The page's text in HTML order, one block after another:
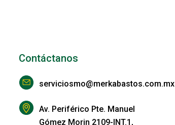
Contáctanos
serviciosmo@merkabastos.com.mx
Av. Periférico Pte. Manuel
Gómez Morin 2109-INT.1,